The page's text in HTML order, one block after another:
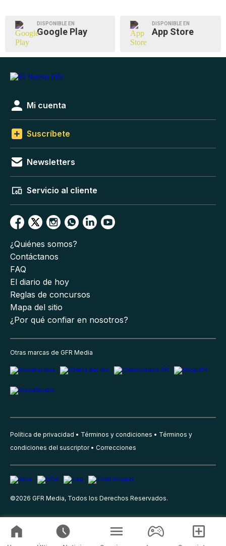
DISPONIBLE EN
Google Play
DISPONIBLE EN
App Store
Mi cuenta
Suscríbete
Newsletters
Servicio al cliente
¿Quiénes somos?
Contáctanos
FAQ
El diario de hoy
Reglas de concursos
Mapa del sitio
¿Por qué confiar en nosotros?
Otras marcas de GFR Media
Política de privacidad Términos y condiciones
Términos y
condiciones del suscriptor
Correcciones
©2026 GFR Media, Todos los Derechos Reservados.